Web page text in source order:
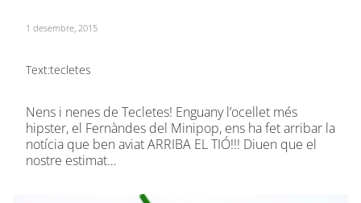
1 desembre, 2015
Text:tecletes
Nens i nenes de Tecletes! Enguany l’ocellet més
hipster, el Fernàndes del Minipop, ens ha fet arribar la
notícia que ben aviat ARRIBA EL TIÓ!!! Diuen que el
nostre estimat…